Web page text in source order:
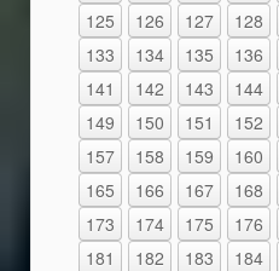
125
126 127 128
133
134 135 136
141
142 143 144
149
150 151 152
157
158 159 160
165
166 167 168
173
174 175 176
181
182 183 184